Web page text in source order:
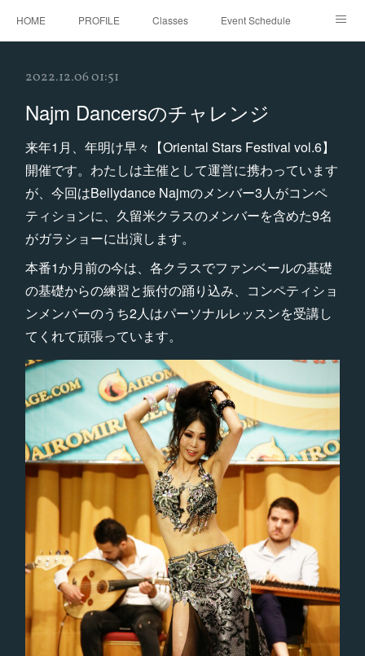
HOME PROFILE Classes Event Schedule
2022.12.06 01:51
Najm Dancersのチャレンジ
来年1月、年明け早々【Oriental Stars Festival vol.6】
開催です。わたしは主催として運営に携わっています
が、今回はBellydance Najmのメンバー3人がコンペ
ティションに、久留米クラスのメンバーを含めた9名
がガラショーに出演します。
本番1か月前の今は、各クラスでファンベールの基礎
の基礎からの練習と振付の踊り込み、コンペティショ
ンメンバーのうち2人はパーソナルレッスンを受講し
てくれて頑張っています。